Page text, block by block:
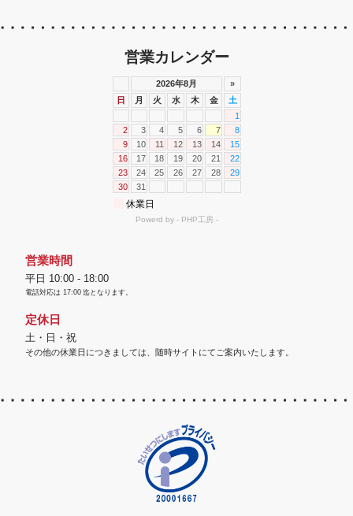
営業カレンダー
営業時間
平日 10:00 - 18:00
電話対応は 17:00 迄となります。
定休日
土・日・祝
その他の休業日につきましては、随時サイトにてご案内いたします。